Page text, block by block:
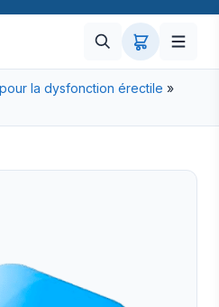
la dysfonction érectile »